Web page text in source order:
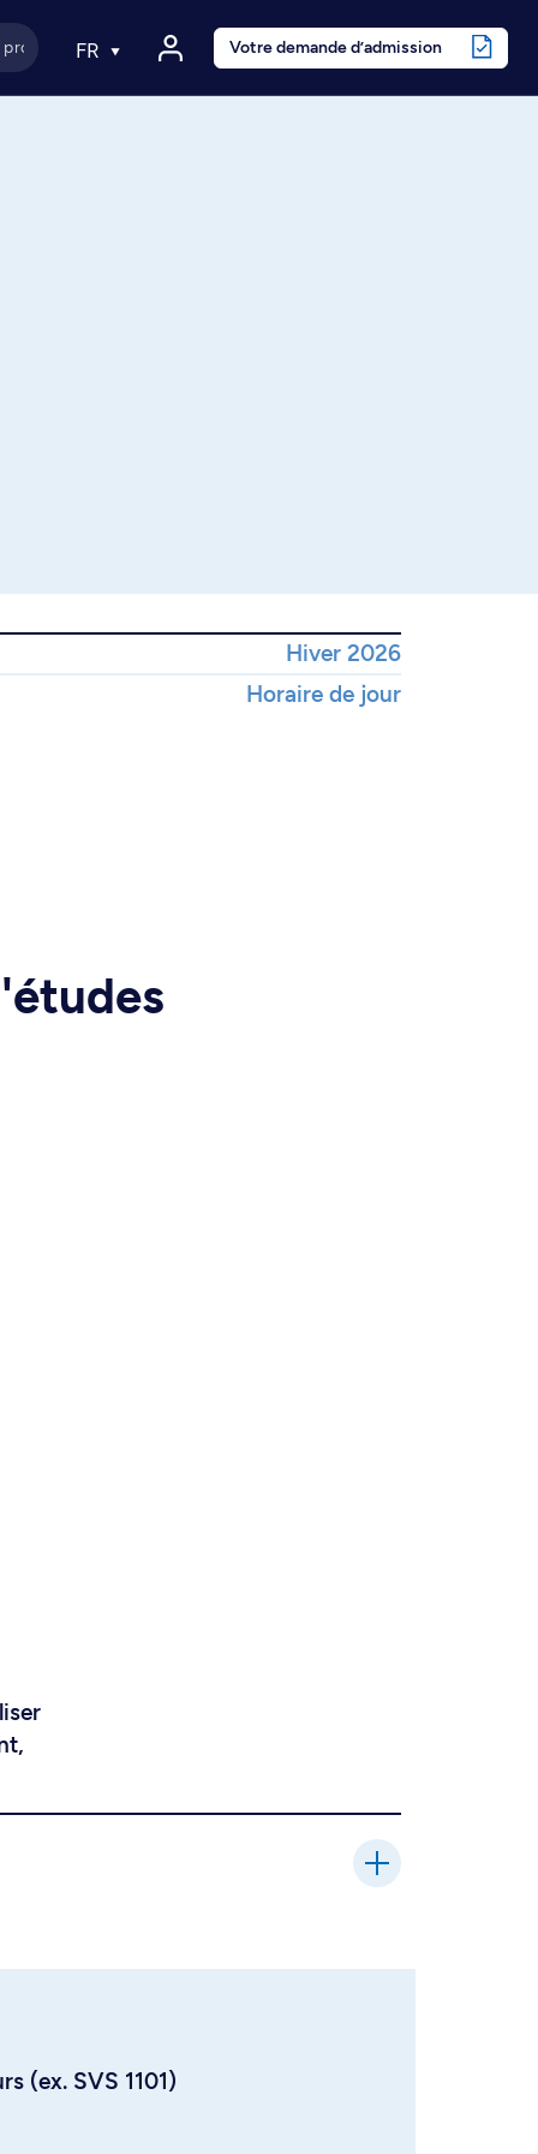
FR Votre demande d’admission
Hiver 2026
Horaire de jour
(ex. SVS 1101)